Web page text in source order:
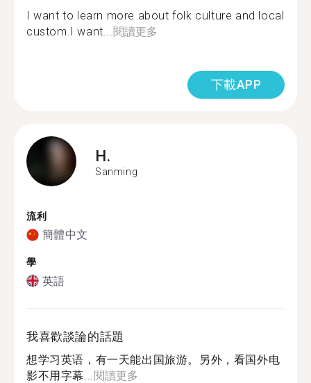
I want to learn more about folk culture and local
custom.I want... 閱讀更多
下載APP
H.
Sanming
流利
簡體中文
學
英語
我喜歡談論的話題
想学习英语，有一天能出国旅游。另外，看国外电
影不用字幕... 閱讀更多